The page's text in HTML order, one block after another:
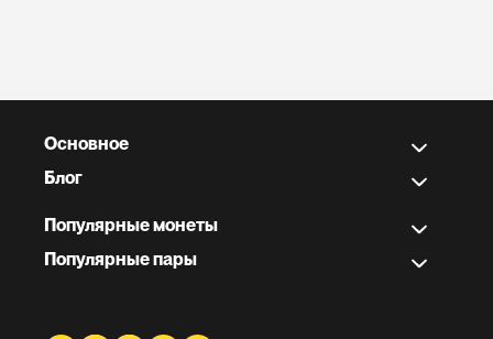
Основное
Блог
Популярные монеты
Популярные пары